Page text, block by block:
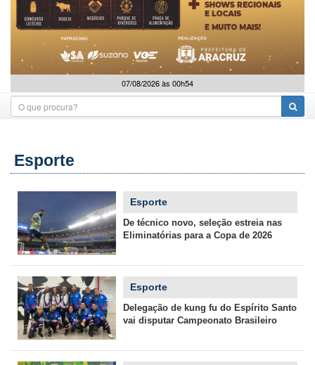
07/08/2026 às 00h54
Esporte
Esporte
De técnico novo, seleção estreia nas
Eliminatórias para a Copa de 2026
Esporte
Delegação de kung fu do Espírito Santo
vai disputar Campeonato Brasileiro